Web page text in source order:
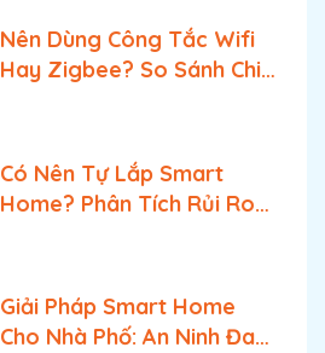
Nên Dùng Công Tắc Wifi
Hay Zigbee? So Sánh Chi
Có Nên Tự Lắp Smart
Home? Phân Tích Rủi Ro
Giải Pháp Smart Home
Cho Nhà Phố: An Ninh Đa